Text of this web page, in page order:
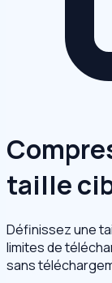
taille
Définissez une
limites de
sans